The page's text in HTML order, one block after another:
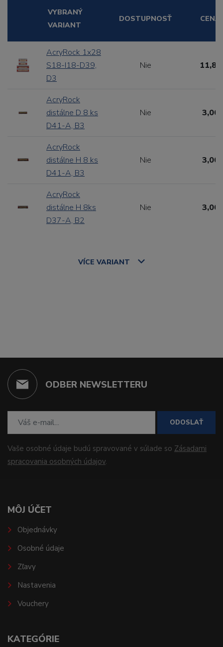
VYBRANÝ
VARIANT
DOSTUPNOSŤ CENA
AcryRock 1x28
S18-I18-D39,
D3
Nie
AcryRock
distálne D 8 ks
D41-A, B3
Nie 3,00
AcryRock
distálne H 8 ks
D41-A, B3
Nie 3,00
AcryRock
distálne H 8ks
D37-A, B2
Nie 3,00
VÍCE VARIANT
ODBER NEWSLETTERU
ODOSLAŤ
Vaše osobné údaje budú spravované v súlade so Zásadami
spracovania osobných údajov.
MÔJ ÚČET
Objednávky
Osobné údaje
Zľavy
Nastavenia
Vouchery
KATEGÓRIE